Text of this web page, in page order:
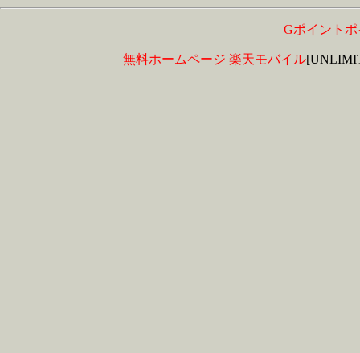
Gポイント
無料ホームページ 楽天モバイル